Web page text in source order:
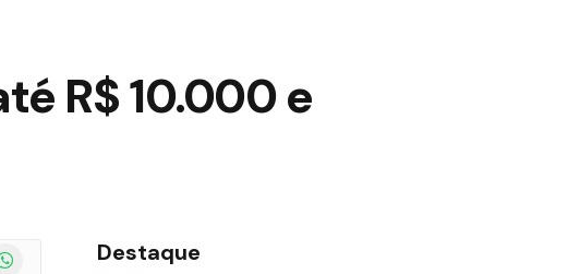
R$ 10.000 e
Destaque